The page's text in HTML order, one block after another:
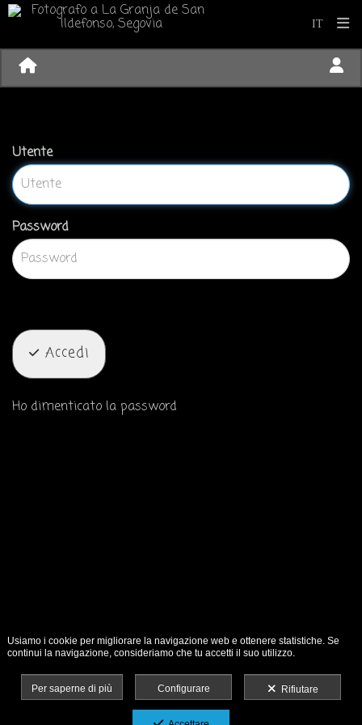
Utente
Password
Accedi
Ho dimenticato la password
Usiamo i cookie per migliorare la navigazione web e ottenere statistiche. Se
continui la navigazione, consideriamo che tu accetti il suo utilizzo.
Per saperne di più Configurare Rifiutare